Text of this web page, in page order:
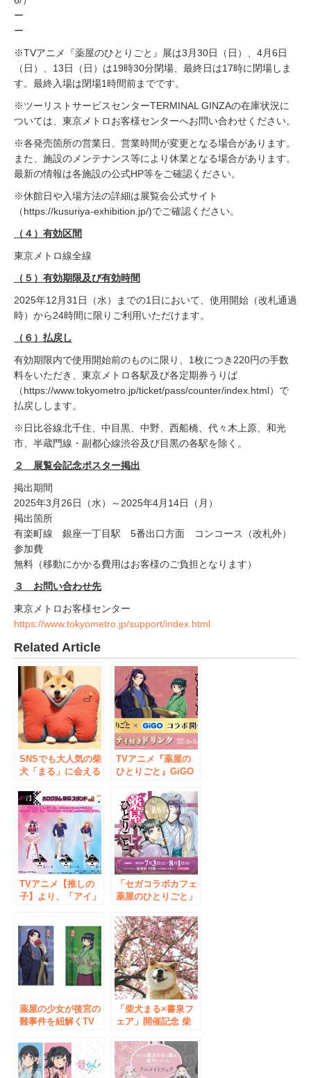
ー
ー
※TVアニメ『薬屋のひとりごと』展は3月30日（日）、4月6日
（日）、13日（日）は19時30分閉場、最終日は17時に閉場しま
す。最終入場は閉場1時間前までです。
※ツーリストサービスセンターTERMINAL GINZAの在庫状況に
ついては、東京メトロお客様センターへお問い合わせください。
※各発売箇所の営業日、営業時間が変更となる場合があります。
また、施設のメンテナンス等により休業となる場合があります。
最新の情報は各施設の公式HP等をご確認ください。
※休館日や入場方法の詳細は展覧会公式サイト
（https://kusuriya-exhibition.jp/)でご確認ください。
（４）有効区間
東京メトロ線全線
（５）有効期限及び有効時間
2025年12月31日（水）までの1日において、使用開始（改札通過
時）から24時間に限りご利用いただけます。
（６）払戻し
有効期限内で使用開始前のものに限り、1枚につき220円の手数
料をいただき、東京メトロ各駅及び各定期券うりば
（https://www.tokyometro.jp/ticket/pass/counter/index.html）で
払戻しします。
※日比谷線北千住、中目黒、中野、西船橋、代々木上原、和光
市、半蔵門線・副都心線渋谷及び目黒の各駅を除く。
２ 展覧会記念ポスター掲出
掲出期間
2025年3月26日（水）～2025年4月14日（月）
掲出箇所
有楽町線 銀座一丁目駅 5番出口方面 コンコース（改札外）
参加費
無料（移動にかかる費用はお客様のご負担となります）
３ お問い合わせ先
東京メトロお客様センター
https://www.tokyometro.jp/support/index.html
Related Article
SNSでも大人気の柴
犬「まる」に会える
柴犬まる×書泉 フェ
ア 開催決定！
TVアニメ『薬屋の
ひとりごと』GiGO
お知らせ
TVアニメ【推しの
子】より、「アイ」
リルスタンドが「あ
みあみ」から登場。
「セガコラボカフェ
薬屋のひとりごと」
薬屋の少女が後宮の
難事件を紐解くTV
りごと』、アニメイ
トでは12月2日から
フェアを開催！ 秀
「柴犬まる×書泉フ
ェア」開催記念 柴
さんトークイベント